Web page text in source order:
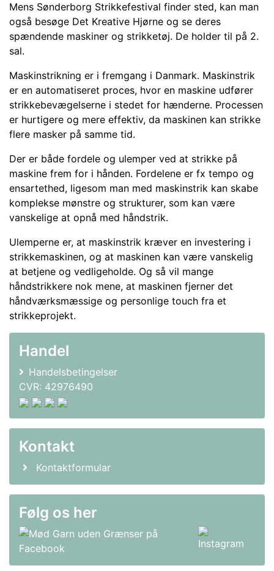
Mens Sønderborg Strikkefestival finder sted, kan man
også besøge Det Kreative Hjørne og se deres
spændende maskiner og strikketøj. De holder til på 2.
sal.
Maskinstrikning er i fremgang i Danmark. Maskinstrik
er en automatiseret proces, hvor en maskine udfører
strikkebevægelserne i stedet for hænderne. Processen
er hurtigere og mere effektiv, da maskinen kan strikke
flere masker på samme tid.
Der er både fordele og ulemper ved at strikke på
maskine frem for i hånden. Fordelene er fx tempo og
ensartethed, ligesom man med maskinstrik kan skabe
komplekse mønstre og strukturer, som kan være
vanskelige at opnå med håndstrik.
Ulemperne er, at maskinstrik kræver en investering i
strikkemaskinen, og at maskinen kan være vanskelig
at betjene og vedligeholde. Og så vil mange
håndstrikkere nok mene, at maskinen fjerner det
håndværksmæssige og personlige touch fra et
strikkeprojekt.
Handel
Handelsbetingelser
CVR: 42976490
Kontakt
Kontaktformular
Følg os her